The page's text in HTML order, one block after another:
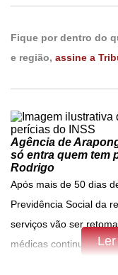
Fique por dentro do
e região, assine a
Agência de
só entra quem tem
Rodrigo
Após mais de 50 dias
Previdência Social da
serviços vão ser
médicas continuavam